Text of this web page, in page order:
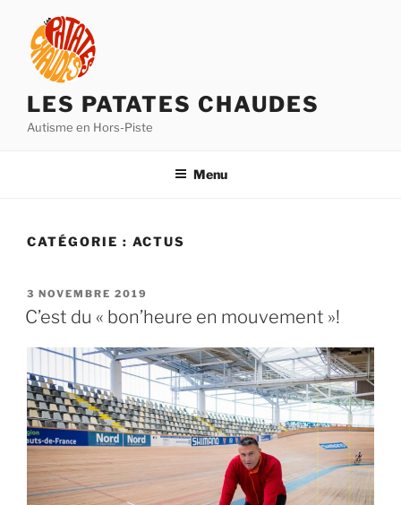
contenu
principal
LES PATATES CHAUDES
Autisme en Hors-Piste
Menu
CATÉGORIE : ACTUS
PUBLIÉ
LE
3 NOVEMBRE 2019
C’est du « bon’heure en mouvement »!